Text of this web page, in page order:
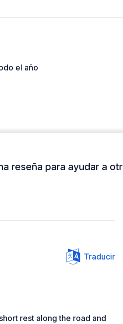
el año
reseña para ayudar a
Traducir
rest along the road and